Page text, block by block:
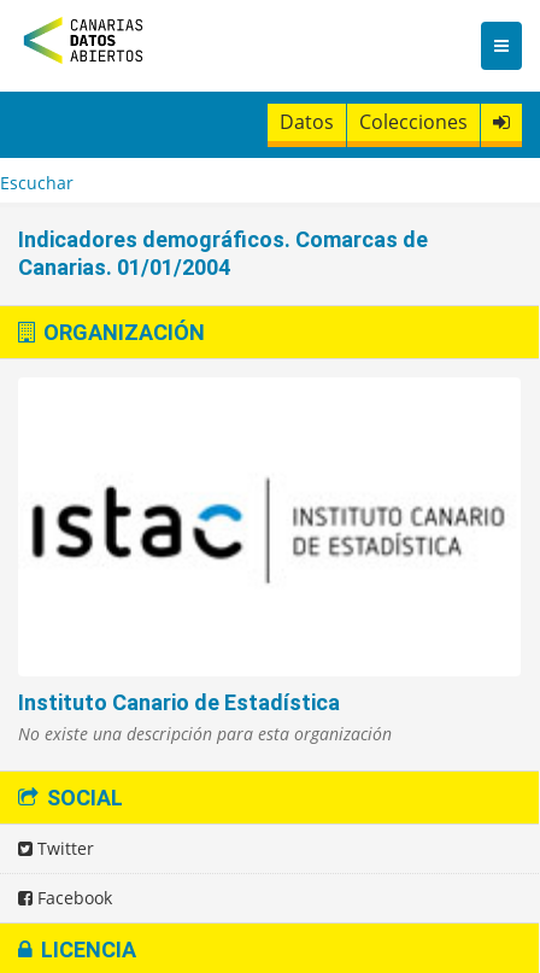
n
t
o
Datos Colecciones
Escuchar
Indicadores demográficos. Comarcas de
Canarias. 01/01/2004
ORGANIZACIÓN
Instituto Canario de Estadística
No existe una descripción para esta organización
SOCIAL
Twitter
Facebook
LICENCIA